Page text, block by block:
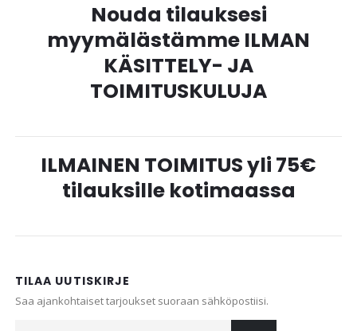
Nouda tilauksesi
myymälästämme ILMAN
KÄSITTELY- JA
TOIMITUSKULUJA
ILMAINEN TOIMITUS yli 75€
tilauksille kotimaassa
TILAA UUTISKIRJE
Saa ajankohtaiset tarjoukset suoraan sähköpostiisi.